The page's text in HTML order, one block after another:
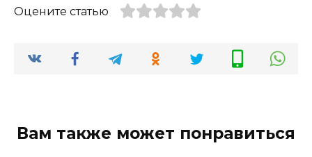
Оцените статью
Вам также может понравиться